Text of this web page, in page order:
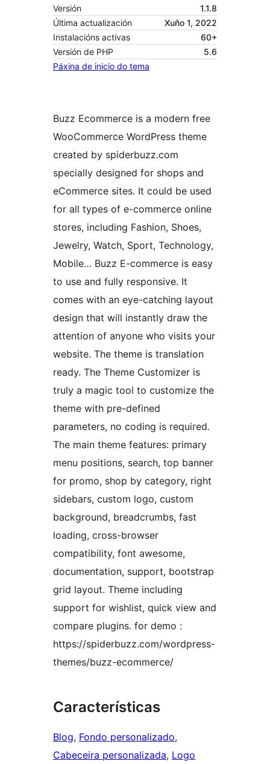
Versión
1.1.8
Última actualización
Xuño 1, 2022
Instalacións activas
60+
Versión de PHP
5.6
Páxina de inicio do tema
Buzz Ecommerce is a modern free
WooCommerce WordPress theme
created by spiderbuzz.com
specially designed for shops and
eCommerce sites. It could be used
for all types of e-commerce online
stores, including Fashion, Shoes,
Jewelry, Watch, Sport, Technology,
Mobile… Buzz E-commerce is easy
to use and fully responsive. It
comes with an eye-catching layout
design that will instantly draw the
attention of anyone who visits your
website. The theme is translation
ready. The Theme Customizer is
truly a magic tool to customize the
theme with pre-defined
parameters, no coding is required.
The main theme features: primary
menu positions, search, top banner
for promo, shop by category, right
sidebars, custom logo, custom
background, breadcrumbs, fast
loading, cross-browser
compatibility, font awesome,
documentation, support, bootstrap
grid layout. Theme including
support for wishlist, quick view and
compare plugins. for demo :
https://spiderbuzz.com/wordpress-
themes/buzz-ecommerce/
Características
Blog, Fondo personalizado
Cabeceira personalizada, Logo